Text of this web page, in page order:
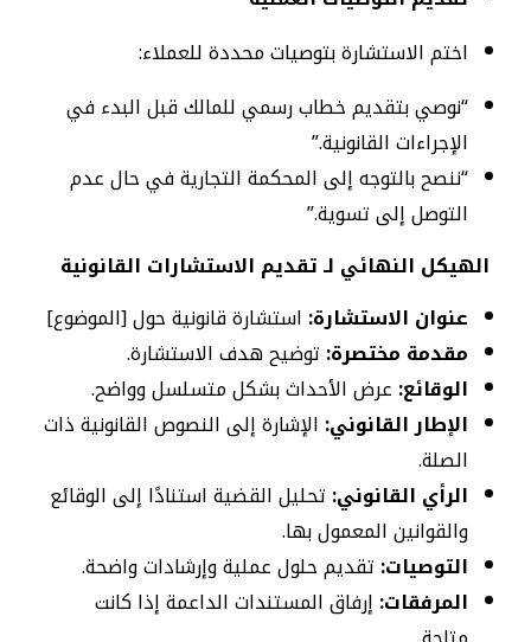
اختم الاستشارة بتوصيات محددة للعملاء:
“نوصي بتقديم خطاب رسمي للمالك قبل البدء في
الإجراءات القانونية.”
“ننصح بالتوجه إلى المحكمة التجارية في حال عدم
التوصل إلى تسوية.”
الهيكل النهائي لـ تقديم الاستشارات القانونية
عنوان الاستشارة: استشارة قانونية حول [الموضوع]
مقدمة مختصرة: توضيح هدف الاستشارة.
الوقائع: عرض الأحداث بشكل متسلسل وواضح.
الإطار القانوني: الإشارة إلى النصوص القانونية ذات
الصلة.
الرأي القانوني: تحليل القضية استنادًا إلى الوقائع
والقوانين المعمول بها.
التوصيات: تقديم حلول عملية وإرشادات واضحة.
المرفقات: إرفاق المستندات الداعمة إذا كانت